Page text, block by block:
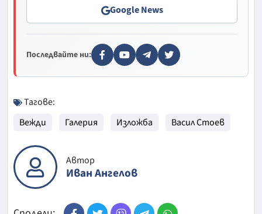
Google News
Последвайте ни:
Тагове:
Вежди
Галерия Изложба Васил Стоев
Автор
Иван Ангелов